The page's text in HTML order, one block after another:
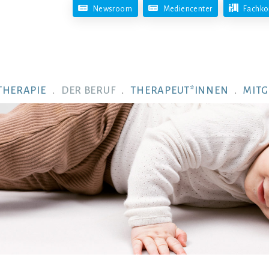
Newsroom Mediencenter
DER BERUF THERAPEUT*INNEN